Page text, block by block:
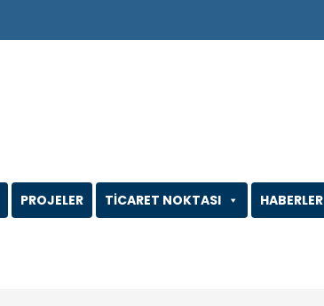
PROJELER TİCARET NOKTASI HABERLER